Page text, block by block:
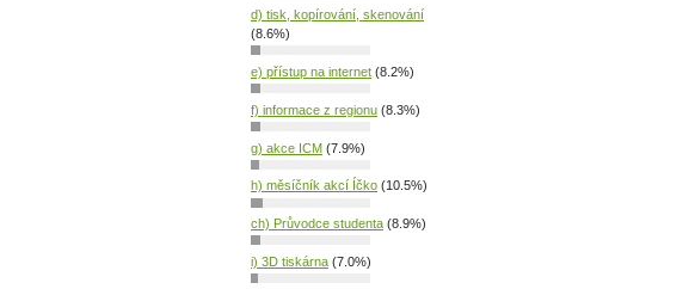
d) tisk, kopírování, skenování
(8.6%)
e) přístup na internet (8.2%)
f) informace z regionu (8.3%)
g) akce ICM (7.9%)
h) měsíčník akcí Íčko (10.5%)
ch) Průvodce studenta (8.9%)
i) 3D tiskárna (7.0%)